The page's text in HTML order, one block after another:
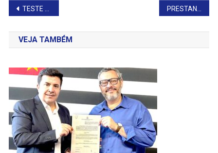
Navegação
de
Post
TESTE DE ACUIDADE VISUAL
VEJA TAMBÉM